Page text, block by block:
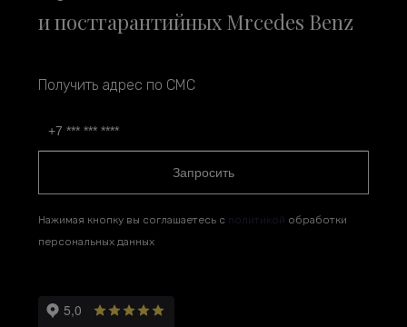
и постгарантийных Mrcedes Benz
Получить адрес по СМС
Запросить
Нажимая кнопку вы соглашаетесь с политикой обработки
персональных данных